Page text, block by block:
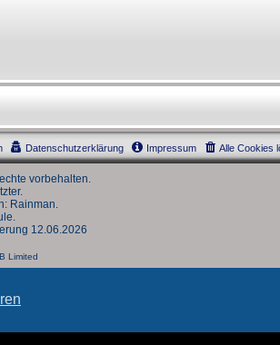
Alle Cookies
Impressum
Datenschutzerklärung
vorbehalten.
Rainman.
12.06.2026
Limited